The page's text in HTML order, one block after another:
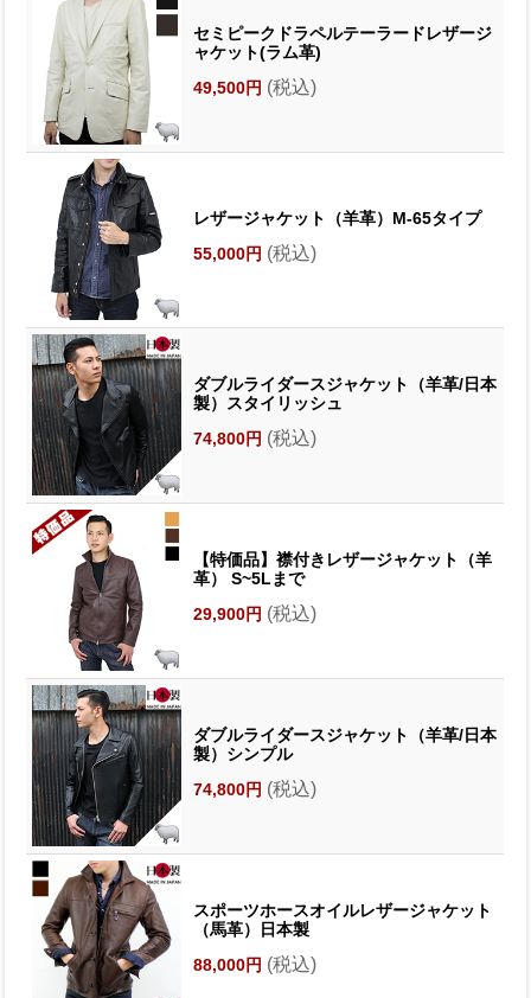
セミピークドラペルテーラードレザージ
ャケット(ラム革)
49,500円 (税込)
レザージャケット（羊革）M-65タイプ
55,000円 (税込)
ダブルライダースジャケット（羊革/日本
製）スタイリッシュ
74,800円 (税込)
【特価品】襟付きレザージャケット（羊
革） S~5Lまで
29,900円 (税込)
ダブルライダースジャケット（羊革/日本
製）シンプル
74,800円 (税込)
スポーツホースオイルレザージャケット
（馬革）日本製
88,000円 (税込)